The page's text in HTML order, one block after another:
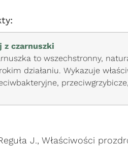
z czarnuszki
to wszechstronny,
działaniu. Wykazuje
J., Właściwości